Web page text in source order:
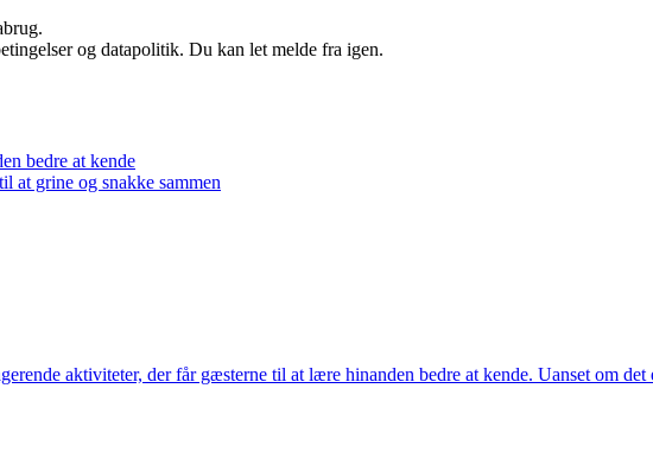
og datapolitik. Du kan let melde fra igen.
bedre at kende
at grine og snakke sammen
aktiviteter, der får gæsterne til at lære hinanden bedre at kende. Uanset om